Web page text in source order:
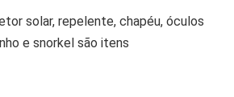
solar, repelente, chapéu, óculos
e snorkel são itens